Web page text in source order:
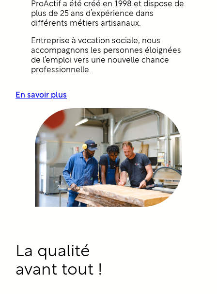
ProActif a été créé en 1998 et dispose de
plus de 25 ans d’expérience dans
différents métiers artisanaux.
Entreprise à vocation sociale, nous
accompagnons les personnes éloignées
de l’emploi vers une nouvelle chance
professionnelle.
En savoir plus
La qualité
avant tout !